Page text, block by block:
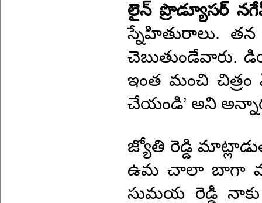
లైన్ ప్రొడ్యూసర్
స్నేహితురాలు. తన
చెబుతుండేవారు.
ఇంత మంచి చిత్రం
చేయండి’ అని
జ్యోతి రెడ్డి
ఉమ చాలా బాగా
సుమయ రెడ్డి